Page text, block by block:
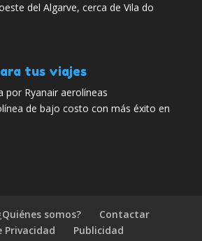
del Algarve, cerca de Vila do
tus viajes
por Ryanair aerolíneas
de bajo costo con más éxito en
somos?
Contactar
Privacidad
Publicidad